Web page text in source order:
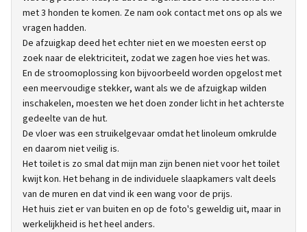
met 3 honden te komen. Ze nam ook contact met ons op als we
vragen hadden.
De afzuigkap deed het echter niet en we moesten eerst op
zoek naar de elektriciteit, zodat we zagen hoe vies het was.
En de stroomoplossing kon bijvoorbeeld worden opgelost met
een meervoudige stekker, want als we de afzuigkap wilden
inschakelen, moesten we het doen zonder licht in het achterste
gedeelte van de hut.
De vloer was een struikelgevaar omdat het linoleum omkrulde
en daarom niet veilig is.
Het toilet is zo smal dat mijn man zijn benen niet voor het toilet
kwijt kon. Het behang in de individuele slaapkamers valt deels
van de muren en dat vind ik een wang voor de prijs.
Het huis ziet er van buiten en op de foto's geweldig uit, maar in
werkelijkheid is het heel anders.